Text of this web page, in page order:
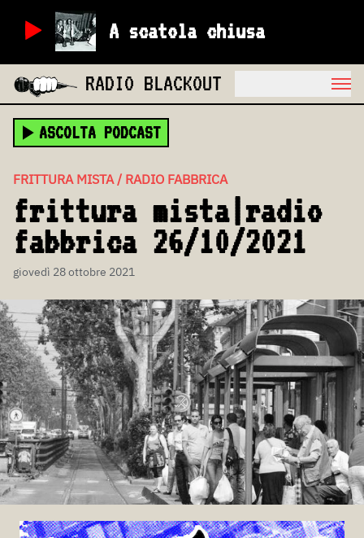
A scatola chiusa
RADIO BLACKOUT
ASCOLTA PODCAST
FRITTURA MISTA / RADIO FABBRICA
frittura mista|radio
fabbrica 26/10/2021
giovedì 28 ottobre 2021